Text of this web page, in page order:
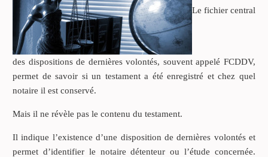
Le fichier central
des dispositions de dernières volontés, souvent appelé FCDDV,
permet de savoir si un testament a été enregistré et chez quel
notaire il est conservé.
Mais il ne révèle pas le contenu du testament.
Il indique l’existence d’une disposition de dernières volontés et
permet d’identifier le notaire détenteur ou l’étude concernée.